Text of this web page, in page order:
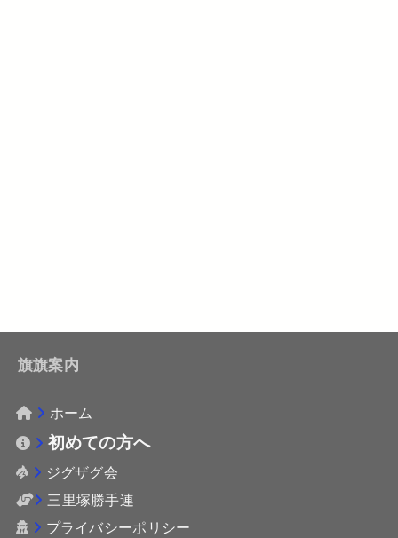
旗旗案内
ホーム
初めての方へ
ジグザグ会
三里塚勝手連
プライバシーポリシー